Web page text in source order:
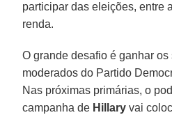
participar das eleições, entre
renda.
O grande desafio é ganhar os
moderados do Partido
Nas próximas primárias, o
campanha de Hillary vai